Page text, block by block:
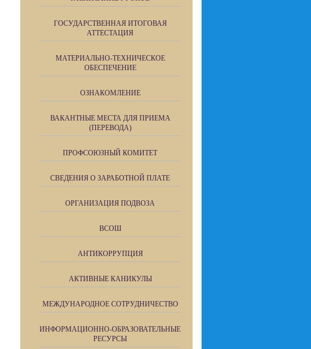
ГОСУДАРСТВЕННАЯ ИТОГОВАЯ
АТТЕСТАЦИЯ
МАТЕРИАЛЬНО-ТЕХНИЧЕСКОЕ
ОБЕСПЕЧЕНИЕ
ОЗНАКОМЛЕНИЕ
ВАКАНТНЫЕ МЕСТА ДЛЯ ПРИЕМА
(ПЕРЕВОДА)
ПРОФСОЮЗНЫЙ КОМИТЕТ
СВЕДЕНИЯ О ЗАРАБОТНОЙ ПЛАТЕ
ОРГАНИЗАЦИЯ ПОДВОЗА
ВСОШ
АНТИКОРРУПЦИЯ
АКТИВНЫЕ КАНИКУЛЫ
МЕЖДУНАРОДНОЕ СОТРУДНИЧЕСТВО
ИНФОРМАЦИОННО-ОБРАЗОВАТЕЛЬНЫЕ
РЕСУРСЫ